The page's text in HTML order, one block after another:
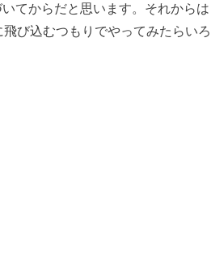
てからだと思います。それからは
び込むつもりでやってみたらいろ